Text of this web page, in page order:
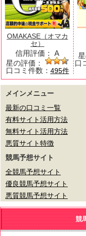
OMAKASE（オマカ
セ）
信用評価： A
星の評価：
口コミ件数： 495件
口
メインメニュー
最新の口コミ一覧
有料サイト活用方法
無料サイト活用方法
悪質サイト特徴
競馬予想サイト
全競馬予想サイト
優良競馬予想サイト
悪質競馬予想サイト
競